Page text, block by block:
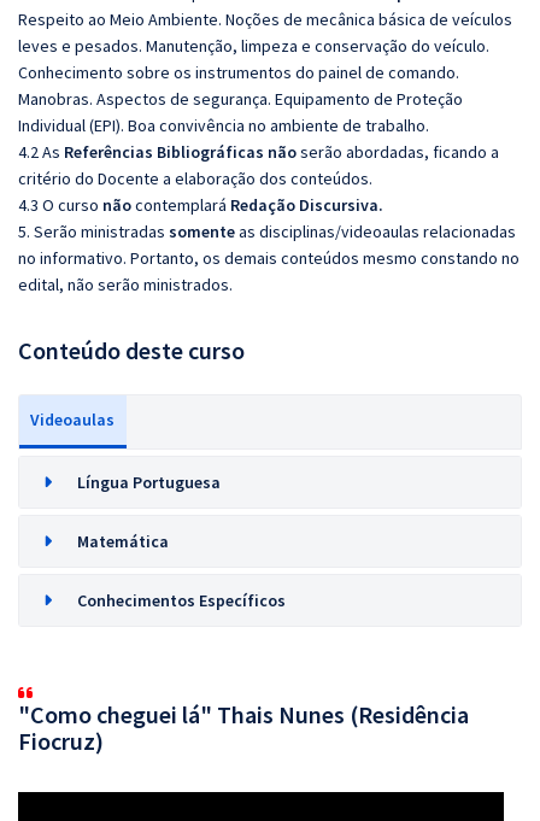
Respeito ao Meio Ambiente. Noções de mecânica básica de veículos
leves e pesados. Manutenção, limpeza e conservação do veículo.
Conhecimento sobre os instrumentos do painel de comando.
Manobras. Aspectos de segurança. Equipamento de Proteção
Individual (EPI). Boa convivência no ambiente de trabalho.
4.2 As Referências Bibliográficas nãoserão abordadas, ficando a
critério do Docente a elaboração dos conteúdos.
4.3 O curso nãocontemplará Redação Discursiva.
5. Serão ministradas somenteas disciplinas/videoaulas relacionadas
no informativo. Portanto, os demais conteúdos mesmo constando no
edital, não serão ministrados.
Conteúdo deste curso
Videoaulas
Língua Portuguesa
Matemática
Conhecimentos Específicos
"Como cheguei lá" Thais Nunes (Residência
Fiocruz)